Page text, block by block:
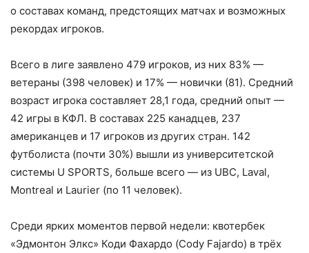
о составах команд, предстоящих матчах и возможных
рекордах игроков.
Всего в лиге заявлено 479 игроков, из них 83% —
ветераны (398 человек) и 17% — новички (81). Средний
возраст игрока составляет 28,1 года, средний опыт —
42 игры в КФЛ. В составах 225 канадцев, 237
американцев и 17 игроков из других стран. 142
футболиста (почти 30%) вышли из университетской
системы U SPORTS, больше всего — из UBC, Laval,
Montreal и Laurier (по 11 человек).
Среди ярких моментов первой недели: квотербек
«Эдмонтон Элкс» Коди Фахардо (Cody Fajardo) в трёх